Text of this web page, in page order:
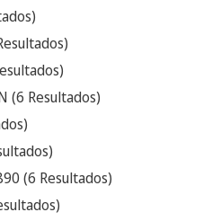
)
)
)
(6 Resultados)
)
)
(6 Resultados)
)